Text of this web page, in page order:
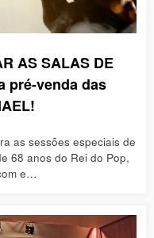
AS SALAS DE
pré-venda das
as sessões especiais de
68 anos do Rei do Pop,
e…